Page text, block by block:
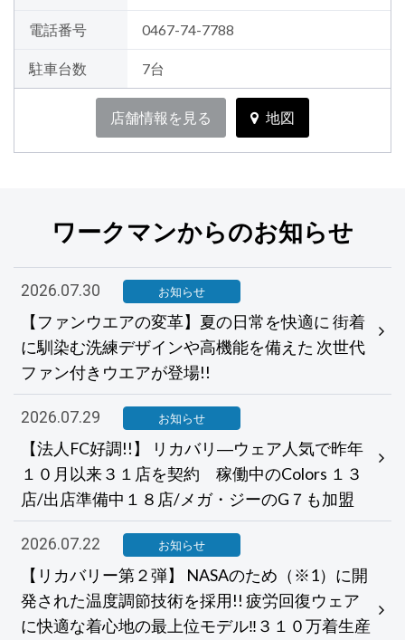
電話番号 0467-74-7788
駐車台数 7台
店舗情報を見る 地図
ワークマンからのお知らせ
2026.07.30 お知らせ
【ファンウエアの変革】夏の日常を快適に 街着
に馴染む洗練デザインや高機能を備えた 次世代
ファン付きウエアが登場!!
2026.07.29 お知らせ
【法人FC好調!!】 リカバリ―ウェア人気で昨年
１０月以来３１店を契約 稼働中のColors １３
店/出店準備中１８店/メガ・ジーのG７も加盟
2026.07.22 お知らせ
【リカバリー第２弾】 NASAのため（※1）に開
発された温度調節技術を採用!! 疲労回復ウェア
に快適な着心地の最上位モデル‼３１０万着生産